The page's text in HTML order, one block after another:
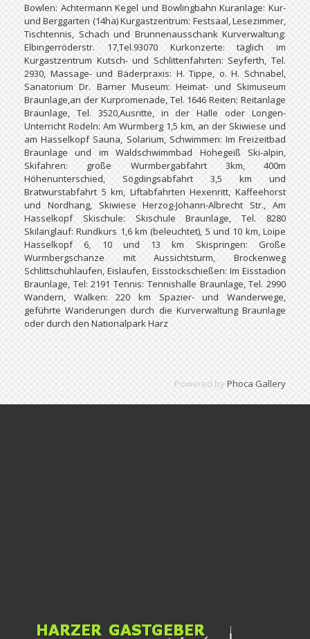
Bowlen: Achtermann Kegel und Bowlingbahn Kuranlage: Kur-
und Berggarten (14ha) Kurgastzentrum: Festsaal, Lesezimmer,
Tischtennis, Schach und Brunnenausschank Kurverwaltung:
Elbingerröderstr. 17,Tel.93070 Kurkonzerte: täglich im
Kurgastzentrum Kutsch- und Schlittenfahrten: Seyferth, Tel.
2930, Massage- und Bäderpraxis: H. Tippe, o. H. Schnabel,
Sanatorium Dr. Barner Museum: Heimat- und Skimuseum
Braunlage,an der Kurpromenade, Tel. 1646 Reiten: Reitanlage
Braunlage, Tel. 3520,Ausritte, in der Halle oder Longen-
Unterricht Rodeln: Am Wurmberg 1,5 km, an der Skiwiese und
am Hasselkopf Sauna, Solarium, Schwimmen: Im Freizeitbad
Braunlage und im Waldschwimmbad Hohegeiß Ski-alpin,
Skifahren: große Wurmbergabfahrt 3km, 400m
Höhenunterschied, Sögdingsabfahrt 3,5 km und
Bratwurstabfahrt 5 km, Liftabfahrten Hexenritt, Kaffeehorst
und Nordhang, Skiwiese Herzog-Johann-Albrecht Str., Am
Hasselkopf Skischule: Skischule Braunlage, Tel. 8280
Skilanglauf: Rundkurs 1,6 km (beleuchtet), 5 und 10 km, Loipe
Hasselkopf 6, 10 und 13 km Skispringen: Große
Wurmbergschanze mit Aussichtsturm, Brockenweg
Schlittschuhlaufen, Eislaufen, Eisstockschießen: Im Eisstadion
Braunlage, Tel: 2191 Tennis: Tennishalle Braunlage, Tel. 2990
Wandern, Walken: 220 km Spazier- und Wanderwege,
geführte Wanderungen durch die Kurverwaltung Braunlage
oder durch den Nationalpark Harz
Powered by Phoca Gallery